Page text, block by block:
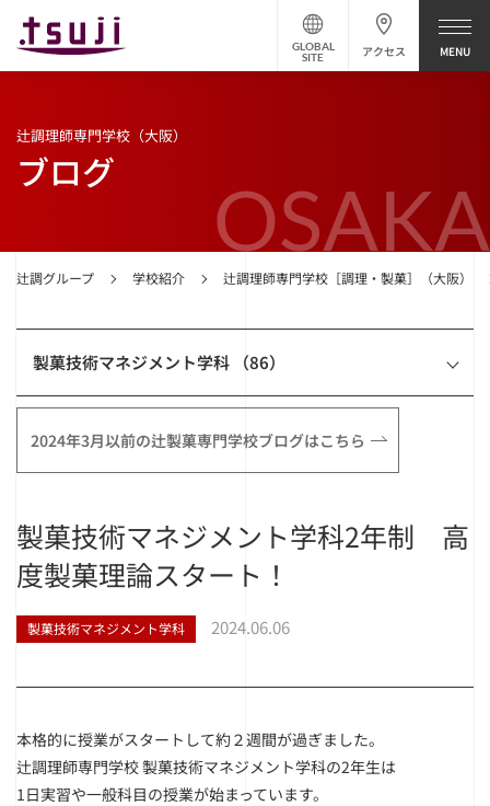
アクセス
GLOBAL
SITE
OSAKA
辻調グループ 学校紹介 辻調理師専門学校［調理・製菓］（大阪）
辻調理師専門学校（大阪）
ブログ
製菓技術マネジメント学科 （86）
2024年3月以前の辻製菓専門学校ブログはこちら
製菓技術マネジメント学科2年制 高
度製菓理論スタート！
製菓技術マネジメント学科 2024.06.06
本格的に授業がスタートして約２週間が過ぎました。
辻調理師専門学校 製菓技術マネジメント学科の2年生は
1日実習や一般科目の授業が始まっています。